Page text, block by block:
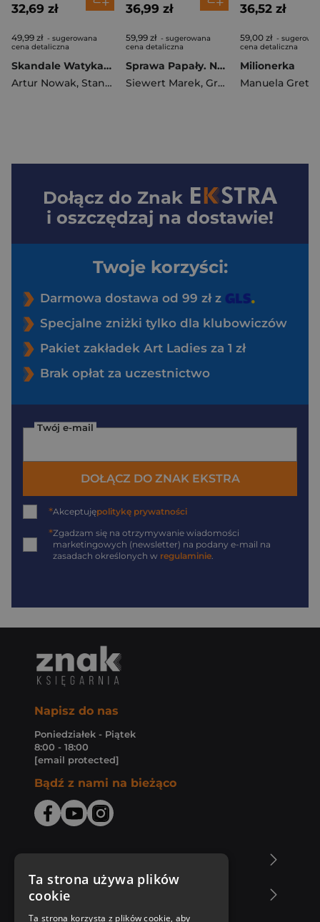
32,69 zł
49,99 zł - sugerowana
cena detaliczna
Skandale Watykanu. Władza, sekrety i upadek papieskiego dworu
Artur Nowak, Stanisław Obirek
36,99 zł
59,99 zł - sugerowana
cena detaliczna
Sprawa Papały. Największa porażka polskiej policji
Siewert Marek, Grzegorz Głuszak
36,52 zł
59,00 zł -
cena detaliczna
Milionerka
Dołącz do Znak
i oszczędzaj na dostawie!
Twoje korzyści:
Darmowa dostawa od 99 zł z
Specjalne zniżki tylko dla klubowiczów
Pakiet zakładek Art Ladies za 1 zł
Brak opłat za uczestnictwo
Twój e-mail
DOŁĄCZ DO ZNAK EKSTRA
*Akceptujępolitykę prywatności
*Zgadzam się na otrzymywanie wiadomości
marketingowych (newsletter) na podany e-mail na
zasadach określonych w regulaminie
Napisz do nas
Poniedziałek - Piątek
8:00 - 18:00
[email protected]
Bądź z nami na bieżąco
Zakupy u nas
Ta strona używa plików
cookie
Ta strona korzysta z plików cookie, aby